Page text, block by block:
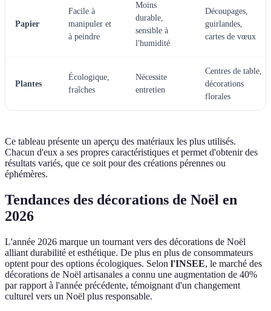
Papier
Facile à
manipuler et
à peindre
Moins
durable,
sensible à
l'humidité
Découpages,
guirlandes,
cartes de vœux
Plantes
Écologique,
fraîches
Nécessite
entretien
Centres de table,
décorations
florales
Ce tableau présente un aperçu des matériaux les plus utilisés.
Chacun d'eux a ses propres caractéristiques et permet d'obtenir des
résultats variés, que ce soit pour des créations pérennes ou
éphémères.
Tendances des décorations de Noël en
2026
L'année 2026 marque un tournant vers des décorations de Noël
alliant durabilité et esthétique. De plus en plus de consommateurs
optent pour des options écologiques. Selon l'INSEE, le marché des
décorations de Noël artisanales a connu une augmentation de 40%
par rapport à l'année précédente, témoignant d'un changement
culturel vers un Noël plus responsable.